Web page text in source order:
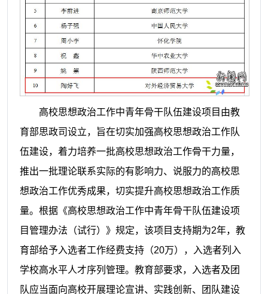
高校思想政治工作中青年骨干队伍建设项目由教
育部思政司设立，旨在切实加强高校思想政治工作队
伍建设，着力培养一批高校思想政治工作骨干力量，
推出一批理论联系实际的有影响力、说服力的高校思
想政治工作优秀成果，切实提升高校思想政治工作质
量。 根据《高校思想政治工作中青年骨干队伍建设项
目管理办法（试行）》规定，该项目支持期为2年，教
育部给予入选者工作经费支持（20万），入选者列入
学校高水平人才序列管理。 教育部要求，入选者及团
队应当面向高校开展理论宣讲、实践创新、团队建设